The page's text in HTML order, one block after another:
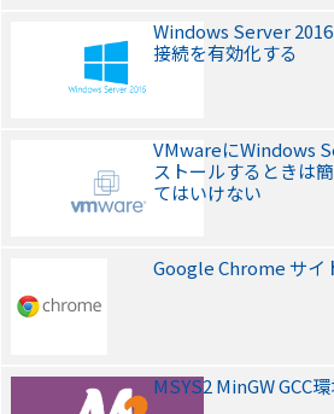
Windows Server
接続を有効化する
VMwareにWindows
ストールするときは
てはいけない
Google Chrome サイ
MSYS2 MinGW GCC